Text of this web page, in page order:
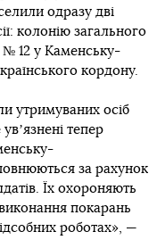
одразу дві
колонію загального
№ 12 у Каменську-
кордону.
утримуваних осіб
тепер
за рахунок
Їх охороняють
покарань
роботах», —